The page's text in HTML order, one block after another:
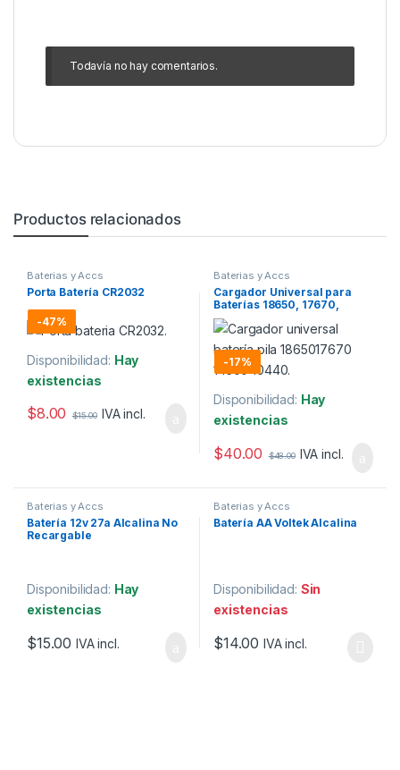
Todavía no hay comentarios.
Productos relacionados
Baterias y Accs
Porta Batería CR2032
-47%
Disponibilidad: Hay
existencias
$8.00 $15.00 IVA incl.
Baterias y Accs
Cargador Universal para
Baterías 18650, 17670,
14500, 10440
-17%
Disponibilidad: Hay
existencias
$40.00 $48.00 IVA incl.
Baterias y Accs
Batería 12v 27a Alcalina No
Recargable
Disponibilidad: Hay
existencias
$15.00 IVA incl.
Baterias y Accs
Batería AA Voltek Alcalina
Disponibilidad: Sin
existencias
$14.00 IVA incl.